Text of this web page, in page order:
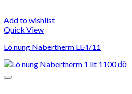
Add to wishlist
Quick View
Lò nung Nabertherm LE4/11